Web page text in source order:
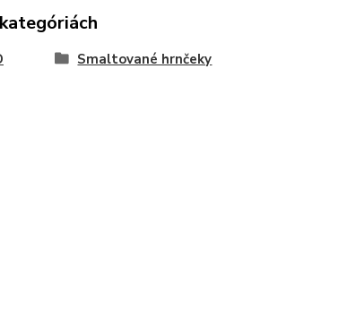
Smaltované hrnčeky